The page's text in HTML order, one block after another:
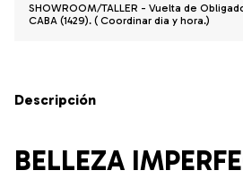
SHOWROOM/TALLER - Vuelta de
CABA (1429). ( Coordinar dia y hora.)
Descripción
BELLEZA